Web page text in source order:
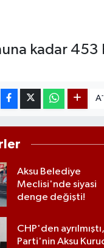
kadar 453
A-
Aksu Belediye
Meclisi'nde siyasi
denge değişti!
CHP'den
Parti'nin Aksu